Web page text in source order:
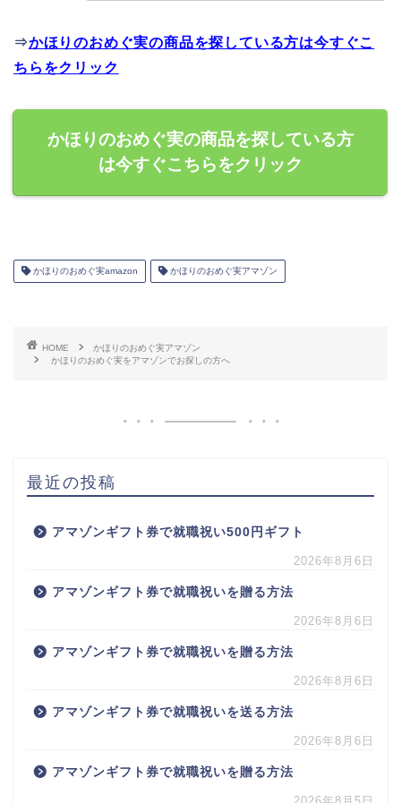
⇒かほりのおめぐ実の商品を探している方は今すぐこ
ちらをクリック
かほりのおめぐ実の商品を探している方
は今すぐこちらをクリック
かほりのおめぐ実amazon かほりのおめぐ実アマゾン
HOME
かほりのおめぐ実アマゾン
かほりのおめぐ実をアマゾンでお探しの方へ
最近の投稿
アマゾンギフト券で就職祝い500円ギフト
2026年8月6日
アマゾンギフト券で就職祝いを贈る方法
2026年8月6日
アマゾンギフト券で就職祝いを贈る方法
2026年8月6日
アマゾンギフト券で就職祝いを送る方法
2026年8月6日
アマゾンギフト券で就職祝いを贈る方法